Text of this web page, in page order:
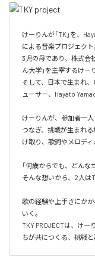
けーりんが「TK」を、
による音楽プロジェクト
3児の母であり、株式会
ん大学」を主宰するけー
そして、日本で生まれ
ューサー、Hayato
けーりんが、参加者一
つなぎ、挑戦が生まれ
け取り、歌詞やメロデ
「何歳からでも、どんな
そんな想いから、2人は
歌の経験や上手さにか
いく。
TKY PROJECTは、けー
ちが共につくる、挑戦